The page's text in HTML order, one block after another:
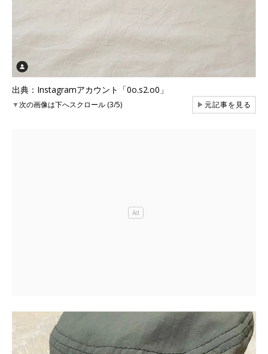
出典：Instagramアカウント「0o.s2.o0」
▼次の画像は下へスクロール (3/5) ▶元記事を見る